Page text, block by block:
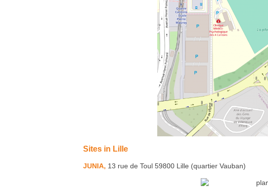
Sites in Lille
JUNIA, 13 rue de Toul 59800 Lille (quartier Vauban)